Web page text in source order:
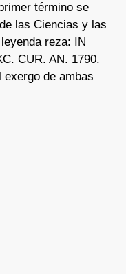
término se
las Ciencias y las
reza: IN
CUR. AN. 1790.
exergo de ambas